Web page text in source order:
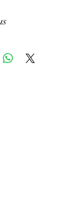
cas la poursuite